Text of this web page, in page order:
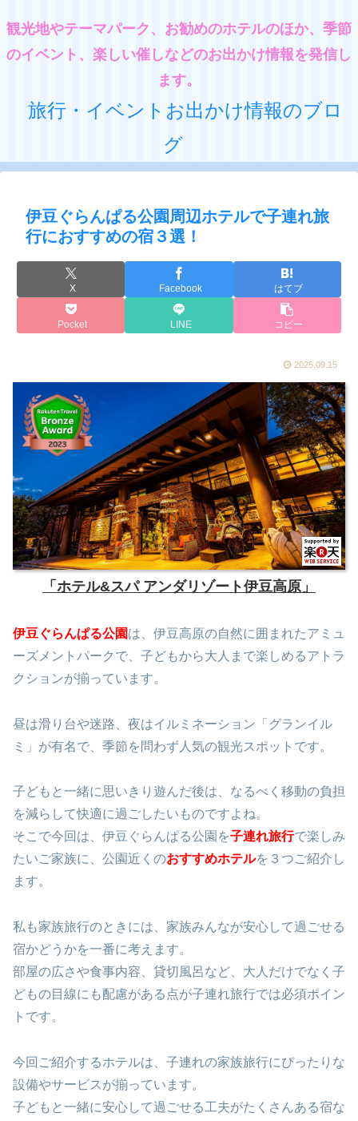
観光地やテーマパーク、お勧めのホテルのほか、季節
のイベント、楽しい催しなどのお出かけ情報を発信し
ます。
旅行・イベントお出かけ情報のブロ
グ
伊豆ぐらんぱる公園周辺ホテルで子連れ旅
行におすすめの宿３選！
X Facebook はてブ
Pocket LINE コピー
2025.09.15
「ホテル&スパ アンダリゾート伊豆高原」
伊豆ぐらんぱる公園は、伊豆高原の自然に囲まれたアミュ
ーズメントパークで、子どもから大人まで楽しめるアトラ
クションが揃っています。
昼は滑り台や迷路、夜はイルミネーション「グランイル
ミ」が有名で、季節を問わず人気の観光スポットです。
子どもと一緒に思いきり遊んだ後は、なるべく移動の負担
を減らして快適に過ごしたいものですよね。
そこで今回は、伊豆ぐらんぱる公園を子連れ旅行で楽しみ
たいご家族に、公園近くのおすすめホテルを３つご紹介し
ます。
私も家族旅行のときには、家族みんなが安心して過ごせる
宿かどうかを一番に考えます。
部屋の広さや食事内容、貸切風呂など、大人だけでなく子
どもの目線にも配慮がある点が子連れ旅行では必須ポイン
トです。
今回ご紹介するホテルは、子連れの家族旅行にぴったりな
設備やサービスが揃っています。
子どもと一緒に安心して過ごせる工夫がたくさんある宿な